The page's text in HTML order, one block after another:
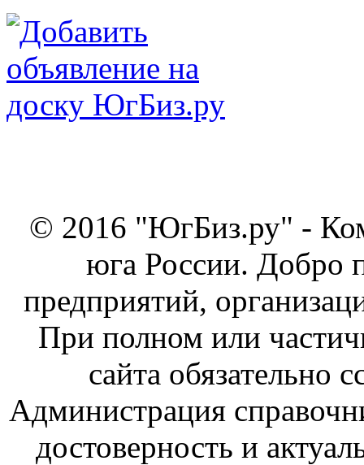
© 2016 "ЮгБиз.ру" -
юга России. Добро
предприятий,
При полном или
сайта обязательно
Администрация
достоверность и